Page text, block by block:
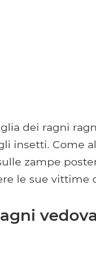
dei ragni
insetti. Come
zampe
le sue vittime